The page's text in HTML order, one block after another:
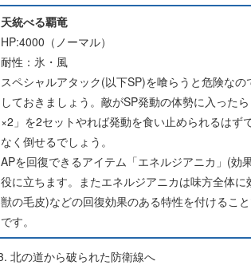
天統べる覇竜
HP:4000（ノーマル）
耐性：氷・風
スペシャルアタック(以下SP)を喰らうと危険な
しておきましょう。敵がSP発動の体勢に入った
×2」を2セットやれば発動を食い止められるは
なく倒せるでしょう。
APを回復できるアイテム「エネルジアニカ」(効
役に立ちます。またエネルジアニカは味方全体
獣の毛皮)などの回復効果のある特性を付けるこ
です。
北の道から破られた防衛線へ